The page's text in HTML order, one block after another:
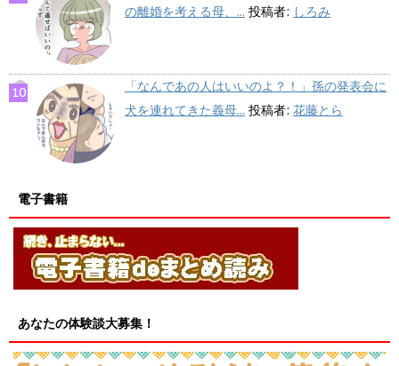
の離婚を考える母、... 投稿者: しろみ
「なんであの人はいいのよ？！」孫の発表会に
犬を連れてきた義母... 投稿者: 花藤とら
電子書籍
あなたの体験談大募集！